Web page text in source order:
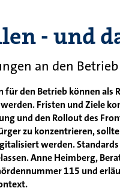
- und
an den Betrieb
den Betrieb können als
Fristen und Ziele
und den Rollout des
zu konzentrieren,
werden.
Anne Heimberg,
115 und